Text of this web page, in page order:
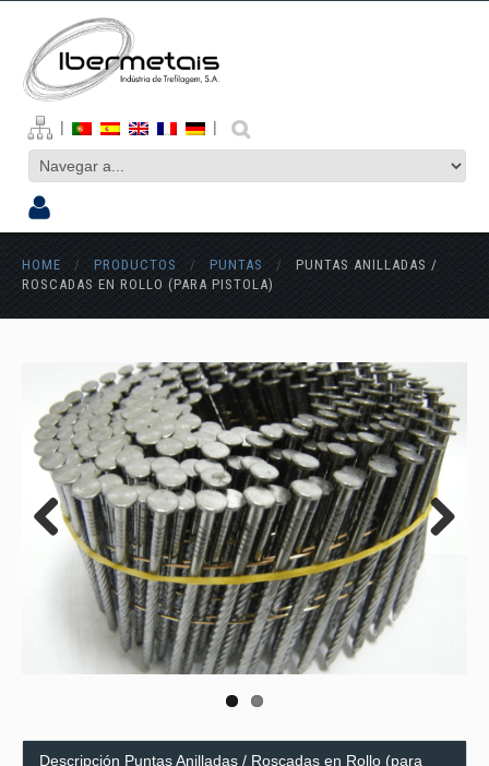
| |
HOME / PRODUCTOS / PUNTAS /
PUNTAS ANILLADAS /
ROSCADAS EN ROLLO (PARA PISTOLA)
Previous Next
Descripción Puntas Anilladas / Roscadas en Rollo (para